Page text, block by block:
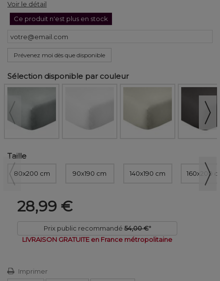
Voir le détail
Ce produit n'est plus en stock
Prévenez moi dès que disponible
Sélection disponible par couleur
Taille
80x200 cm 90x190 cm 140x190 cm 160x200
28,99 €
Prix public recommandé 54,00 €*
LIVRAISON GRATUITE en France métropolitaine
Imprimer